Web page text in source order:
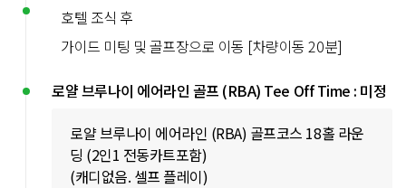
호텔 조식 후
가이드 미팅 및 골프장으로 이동 [차량이동 20분]
로얄 브루나이 에어라인 골프 (RBA) Tee Off Time : 미정
로얄 브루나이 에어라인 (RBA) 골프코스 18홀 라운
딩 (2인1 전동카트포함)
(캐디없음. 셀프 플레이)